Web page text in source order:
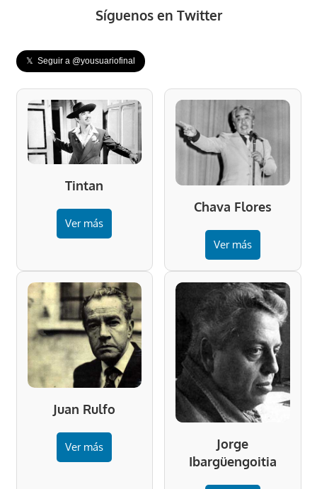
Síguenos en Twitter
𝕏 Seguir a @yousuariofinal
Tintan
Ver más
Chava Flores
Ver más
Juan Rulfo
Ver más
Jorge
Ibargüengoitia